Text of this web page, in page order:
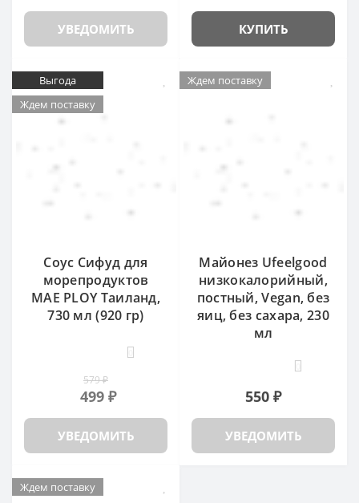
УВЕДОМИТЬ КУПИТЬ
Выгода
Ждем поставку
Соус Сифуд для
морепродуктов
MAE PLOY Таиланд,
730 мл (920 гр)
579 ₽
499 ₽
УВЕДОМИТЬ
Ждем поставку
Майонез Ufeelgood
низкокалорийный,
постный, Vegan, без
яиц, без сахара, 230
мл
550 ₽
УВЕДОМИТЬ
Ждем поставку